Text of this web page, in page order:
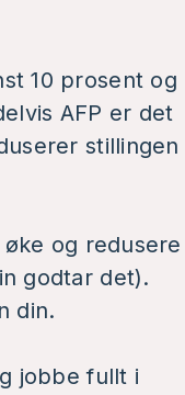
10 prosent og
AFP er det
stillingen
og redusere
godtar det).
din.
jobbe fullt i